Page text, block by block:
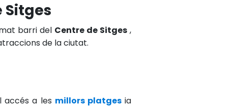
barri del Centre de Sitges ,
de la ciutat.
accés a les millors platgesia